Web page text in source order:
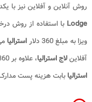
روش آنلاین و آفلاین نیز با
Lodge با استفاده از روش
ویزا به مبلغ 360 دلار
استرالیا
آفلاینلاج استرالیا، علاوه بر 360 دلار
استرالیا بابت هزینه پست